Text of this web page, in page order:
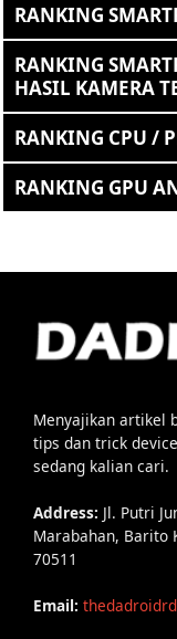
RANKING
RANKING
HASIL KAMERA
RANKING CPU /
RANKING GPU
Menyajikan artikel
tips dan trick
sedang kalian cari.
Address: Jl. Putri
Marabahan, Barito
70511
Email: